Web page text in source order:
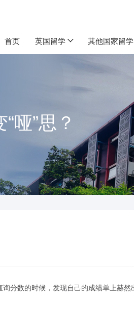
首页 英国留学 其他国家留学
哑”思？
分数的时候，发现自己的成绩单上赫然